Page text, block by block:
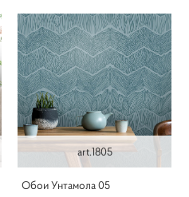
art.1805
Обои Унтамола 05